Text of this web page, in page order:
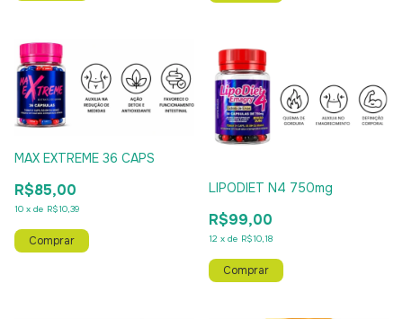
MAX EXTREME 36 CAPS
R$85,00
10 x de R$10,39
LIPODIET N4 750mg
R$99,00
12 x de R$10,18